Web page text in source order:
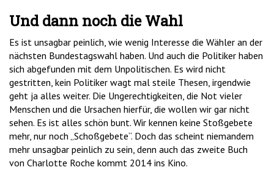
Und dann noch die Wahl
Es ist unsagbar peinlich, wie wenig Interesse die Wähler an der
nächsten Bundestagswahl haben. Und auch die Politiker haben
sich abgefunden mit dem Unpolitischen. Es wird nicht
gestritten, kein Politiker wagt mal steile Thesen, irgendwie
geht ja alles weiter. Die Ungerechtigkeiten, die Not vieler
Menschen und die Ursachen hierfür, die wollen wir gar nicht
sehen. Es ist alles schön bunt. Wir kennen keine Stoßgebete
mehr, nur noch „Schoßgebete“. Doch das scheint niemandem
mehr unsagbar peinlich zu sein, denn auch das zweite Buch
von Charlotte Roche kommt 2014 ins Kino.